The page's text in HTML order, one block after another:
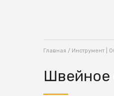
Главная / Инструмент |
Швейное